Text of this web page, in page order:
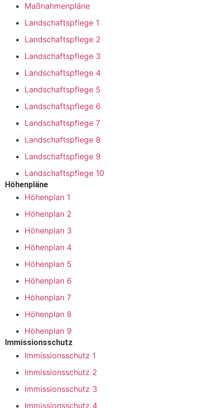
Maßnahmenpläne
Landschaftspflege 1
Landschaftspflege 2
Landschaftspflege 3
Landschaftspflege 4
Landschaftspflege 5
Landschaftspflege 6
Landschaftspflege 7
Landschaftspflege 8
Landschaftspflege 9
Landschaftspflege 10
Höhenpläne
Höhenplan 1
Höhenplan 2
Höhenplan 3
Höhenplan 4
Höhenplan 5
Höhenplan 6
Höhenplan 7
Höhenplan 8
Höhenplan 9
Immissionsschutz
Immissionsschutz 1
Immissionsschutz 2
Immissionsschutz 3
Immissionsschutz 4